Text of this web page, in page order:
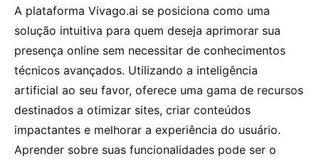
A plataforma Vivago.ai se posiciona como uma
solução intuitiva para quem deseja aprimorar sua
presença online sem necessitar de conhecimentos
técnicos avançados. Utilizando a inteligência
artificial ao seu favor, oferece uma gama de recursos
destinados a otimizar sites, criar conteúdos
impactantes e melhorar a experiência do usuário.
Aprender sobre suas funcionalidades pode ser o